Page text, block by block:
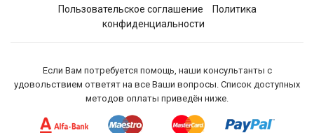
Пользовательское соглашение
Политика
конфиденциальности
Если Вам потребуется помощь, наши консультанты с
удовольствием ответят на все Ваши вопросы. Список доступных
методов оплаты приведён ниже.